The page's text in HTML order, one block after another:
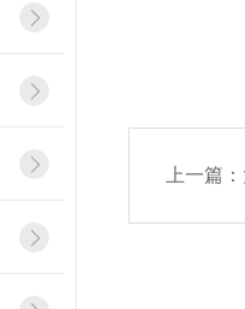
上一篇：